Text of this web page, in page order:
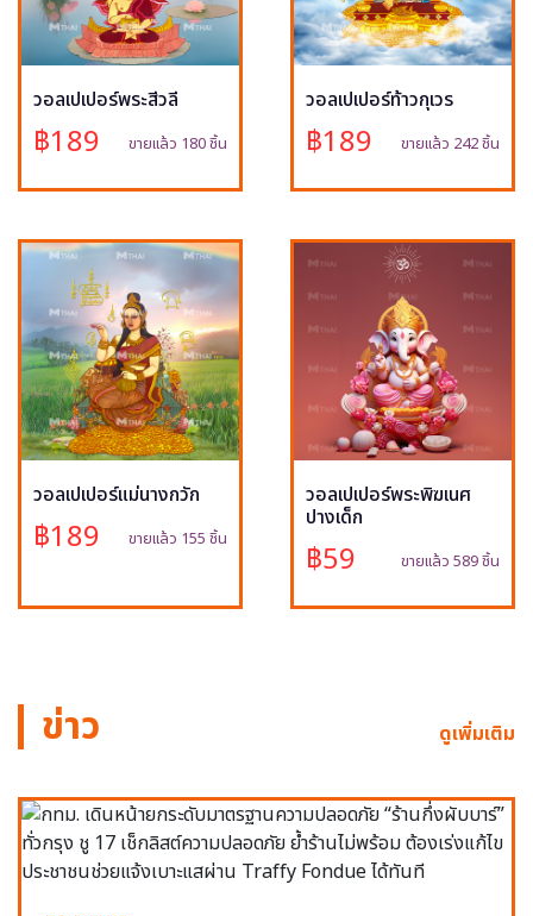
วอลเปเปอร์พระสีวลี
฿189 ขายแล้ว 180 ชิ้น
วอลเปเปอร์ท้าวกุเวร
฿189 ขายแล้ว 242 ชิ้น
วอลเปเปอร์แม่นางกวัก
฿189 ขายแล้ว 155 ชิ้น
วอลเปเปอร์พระพิฆเนศ
ปางเด็ก
฿59 ขายแล้ว 589 ชิ้น
ข่าว ดูเพิ่มเติม